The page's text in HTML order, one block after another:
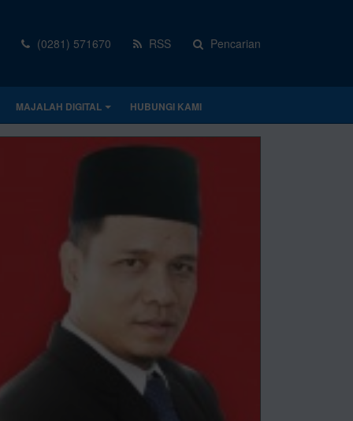
(0281) 571670 RSS Pencarian
MAJALAH DIGITAL HUBUNGI KAMI